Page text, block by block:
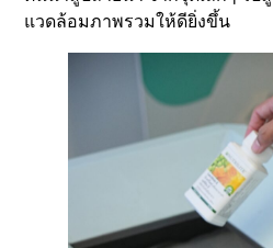
แวดล้อมภาพรวมให้ดียิ่งขึ้น